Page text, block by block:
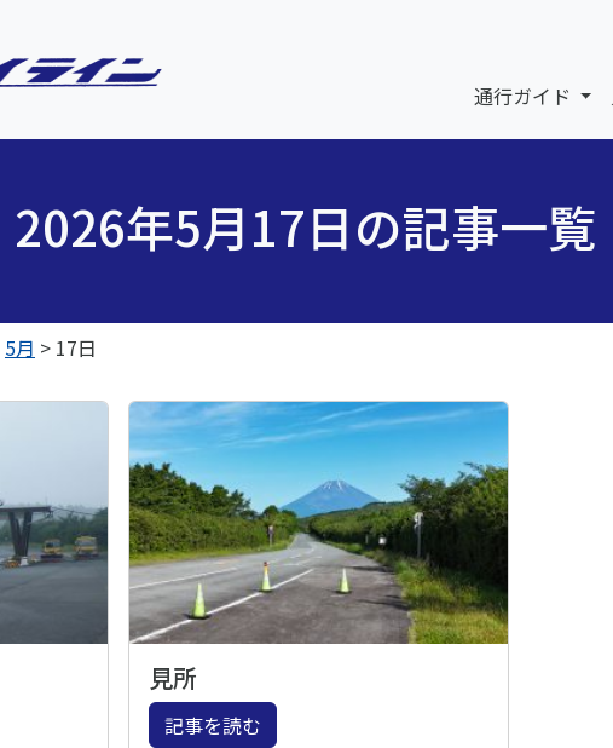
通行ガイド
2026年5月17日の記事一覧
5月 > 17日
見所
記事を読む